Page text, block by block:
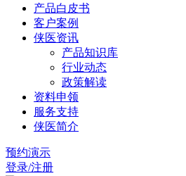
产品白皮书
客户案例
侠医资讯
产品知识库
行业动态
政策解读
资料申领
服务支持
侠医简介
预约演示
登录/注册